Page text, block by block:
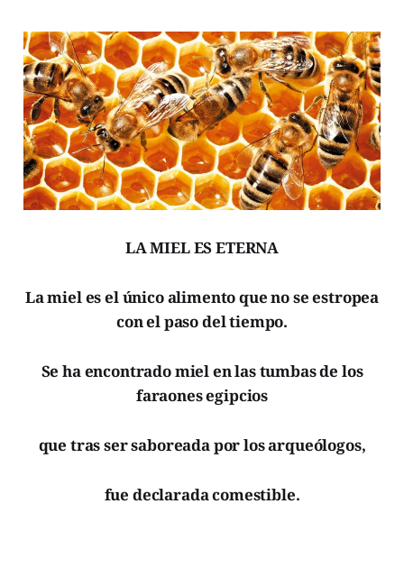
LA MIEL ES ETERNA
La miel es el único alimento que no se estropea
con el paso del tiempo.
Se ha encontrado miel en las tumbas de los
faraones egipcios
que tras ser saboreada por los arqueólogos,
fue declarada comestible.